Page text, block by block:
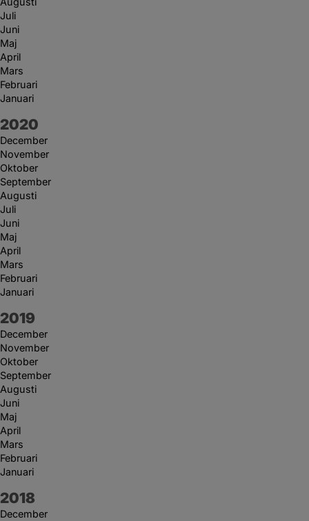
Juli
Juni
Maj
April
Mars
Februari
Januari
År:
2020
December
November
Oktober
September
Augusti
Juli
Juni
Maj
April
Mars
Februari
Januari
År:
2019
December
November
Oktober
September
Augusti
Juni
Maj
April
Mars
Februari
Januari
År:
2018
December